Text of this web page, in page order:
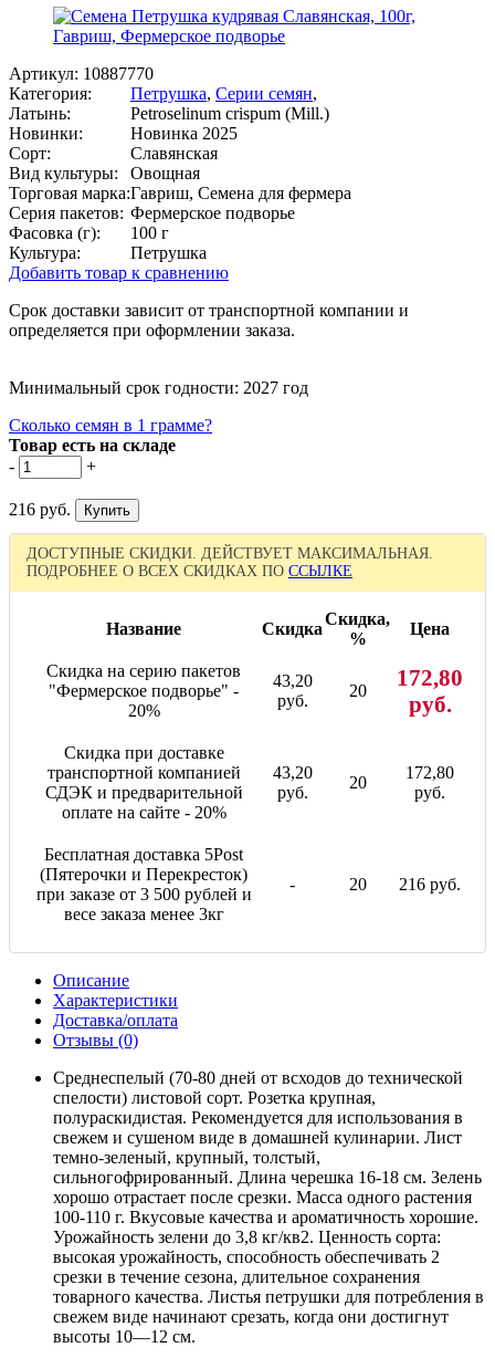
Артикул: 10887770
Категория:
Петрушка, Серии семян,
Латынь:
Petroselinum crispum (Mill.)
Новинки:
Новинка 2025
Сорт:
Славянская
Вид культуры:
Овощная
Торговая марка:Гавриш, Семена для фермера
Серия пакетов: Фермерское подворье
Фасовка (г):
100 г
Культура:
Петрушка
Добавить товар к сравнению
Срок доставки зависит от транспортной компании и
определяется при оформлении заказа.
Минимальный срок годности: 2027 год
Сколько семян в 1 грамме?
Товар есть на складе
-
+
216 руб.
ДОСТУПНЫЕ СКИДКИ. ДЕЙСТВУЕТ МАКСИМАЛЬНАЯ.
ПОДРОБНЕЕ О ВСЕХ СКИДКАХ ПО ССЫЛКЕ
Название Скидка
Скидка,
%
Цена
Скидка на серию пакетов
"Фермерское подворье" -
20%
43,20
руб.
20
172,80
руб.
Скидка при доставке
транспортной компанией
СДЭК и предварительной
оплате на сайте - 20%
43,20
руб.
20
172,80
руб.
Бесплатная доставка 5Post
(Пятерочки и Перекресток)
при заказе от 3 500 рублей и
весе заказа менее 3кг
- 20 216 руб.
Описание
Характеристики
Доставка/оплата
Отзывы (0)
Среднеспелый (70-80 дней от всходов до технической
спелости) листовой сорт. Розетка крупная,
полураскидистая. Рекомендуется для использования в
свежем и сушеном виде в домашней кулинарии. Лист
темно-зеленый, крупный, толстый,
сильногофрированный. Длина черешка 16-18 см. Зелень
хорошо отрастает после срезки. Масса одного растения
100-110 г. Вкусовые качества и ароматичность хорошие.
Урожайность зелени до 3,8 кг/кв2. Ценность сорта:
высокая урожайность, способность обеспечивать 2
срезки в течение сезона, длительное сохранения
товарного качества. Листья петрушки для потребления в
свежем виде начинают срезать, когда они достигнут
высоты 10—12 см.